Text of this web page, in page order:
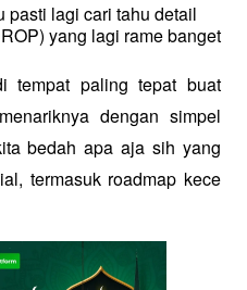
pasti lagi cari tahu detail
yang lagi rame banget
tempat paling tepat buat
dengan simpel
bedah apa aja sih yang
termasuk roadmap kece